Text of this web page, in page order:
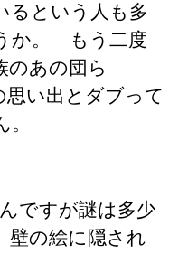
るという人も多
か。 もう二度
のあの団ら
思い出とダブって
ですが謎は多少
壁の絵に隠され